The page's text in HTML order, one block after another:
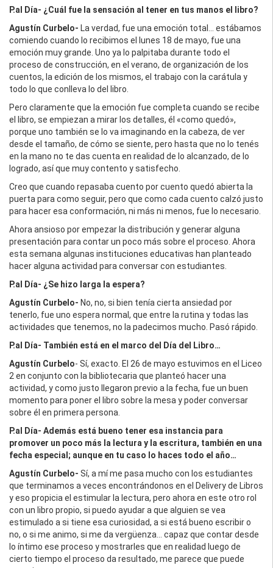
P.al Día- ¿Cuál fue la sensación al tener en tus manos el libro?
Agustín Curbelo- La verdad, fue una emoción total… estábamos
comiendo cuando lo recibimos el lunes 18 de mayo, fue una
emoción muy grande. Uno ya lo palpitaba durante todo el
proceso de construcción, en el verano, de organización de los
cuentos, la edición de los mismos, el trabajo con la carátula y
todo lo que conlleva lo del libro.
Pero claramente que la emoción fue completa cuando se recibe
el libro, se empiezan a mirar los detalles, él «como quedó»,
porque uno también se lo va imaginando en la cabeza, de ver
desde el tamaño, de cómo se siente, pero hasta que no lo tenés
en la mano no te das cuenta en realidad de lo alcanzado, de lo
logrado, así que muy contento y satisfecho.
Creo que cuando repasaba cuento por cuento quedó abierta la
puerta para como seguir, pero que como cada cuento calzó justo
para hacer esa conformación, ni más ni menos, fue lo necesario.
Ahora ansioso por empezar la distribución y generar alguna
presentación para contar un poco más sobre el proceso. Ahora
esta semana algunas instituciones educativas han planteado
hacer alguna actividad para conversar con estudiantes.
P.al Día- ¿Se hizo larga la espera?
Agustín Curbelo- No, no, si bien tenía cierta ansiedad por
tenerlo, fue uno espera normal, que entre la rutina y todas las
actividades que tenemos, no la padecimos mucho. Pasó rápido.
P.al Día- También está en el marco del Día del Libro…
Agustín Curbelo- Sí, exacto. El 26 de mayo estuvimos en el Liceo
2 en conjunto con la bibliotecaria que planteó hacer una
actividad, y como justo llegaron previo a la fecha, fue un buen
momento para poner el libro sobre la mesa y poder conversar
sobre él en primera persona.
P.al Día- Además está bueno tener esa instancia para
promover un poco más la lectura y la escritura, también en una
fecha especial; aunque en tu caso lo haces todo el año…
Agustín Curbelo- Sí, a mí me pasa mucho con los estudiantes
que terminamos a veces encontrándonos en el Delivery de Libros
y eso propicia el estimular la lectura, pero ahora en este otro rol
con un libro propio, si puedo ayudar a que alguien se vea
estimulado a si tiene esa curiosidad, a si está bueno escribir o
no, o si me animo, si me da vergüenza… capaz que contar desde
lo íntimo ese proceso y mostrarles que en realidad luego de
cierto tiempo el proceso da resultado, me parece que puede